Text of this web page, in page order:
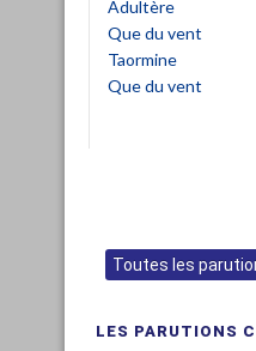
Adultère
Que du vent
Taormine
Que du vent
Toutes les
LES PARUTIONS